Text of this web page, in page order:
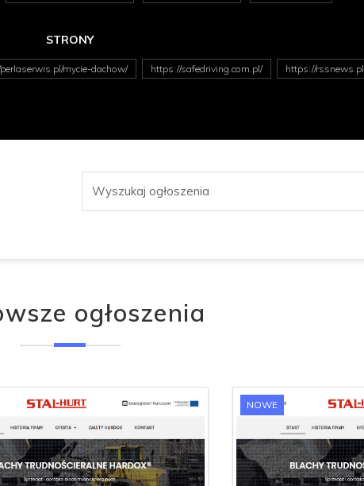
STRONY
mycie-dachow/ https://safedriving.com.pl/ https://rssnews.pl
ogłoszenia
NOWE